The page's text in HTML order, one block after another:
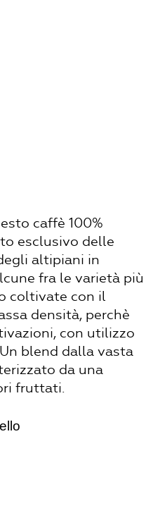
caffè 100%
esclusivo delle
altipiani in
fra le varietà più
coltivate con il
densità, perchè
con utilizzo
blend dalla vasta
da una
fruttati.